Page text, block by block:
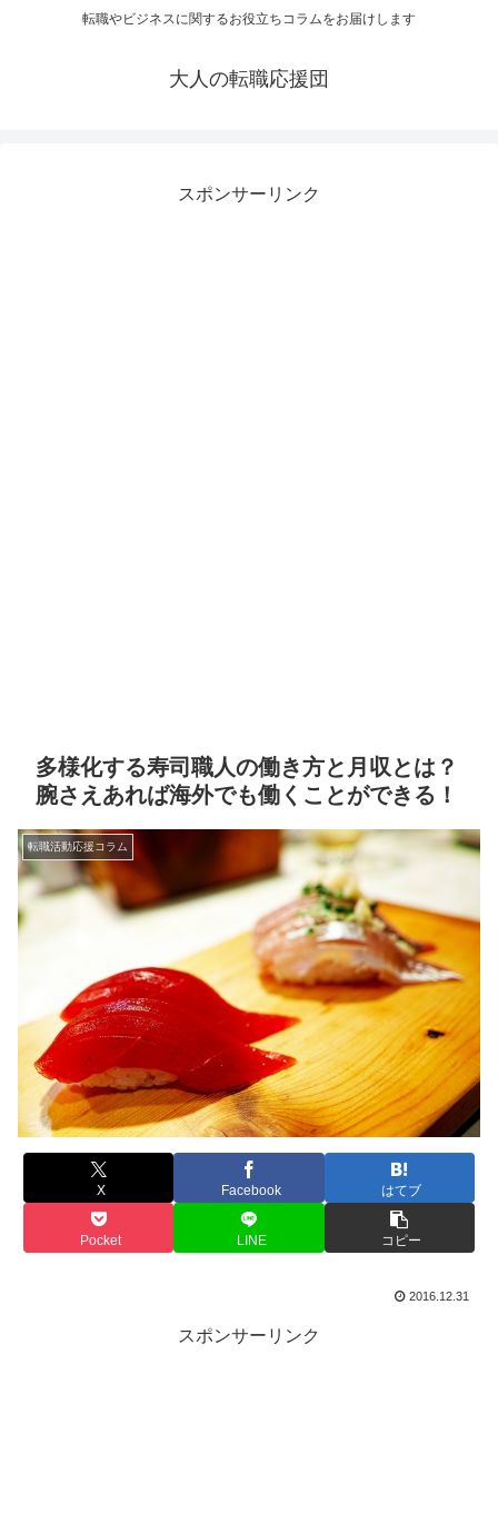
転職やビジネスに関するお役立ちコラムをお届けします
大人の転職応援団
スポンサーリンク
多様化する寿司職人の働き方と月収とは？
腕さえあれば海外でも働くことができる！
転職活動応援コラム
X Facebook はてブ
Pocket LINE コピー
2016.12.31
スポンサーリンク